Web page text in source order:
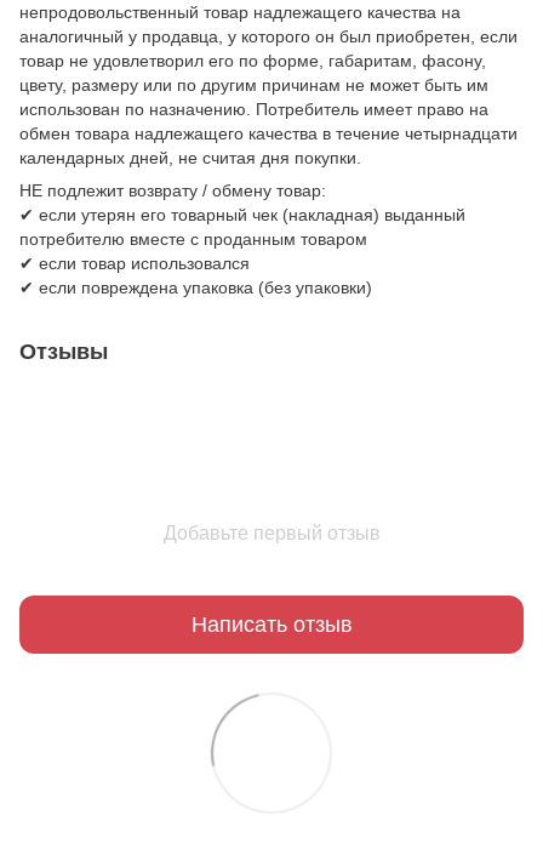
непродовольственный товар надлежащего качества на
аналогичный у продавца, у которого он был приобретен, если
товар не удовлетворил его по форме, габаритам, фасону,
цвету, размеру или по другим причинам не может быть им
использован по назначению. Потребитель имеет право на
обмен товара надлежащего качества в течение четырнадцати
календарных дней, не считая дня покупки.
НЕ подлежит возврату / обмену товар:
✔ если утерян его товарный чек (накладная) выданный
потребителю вместе с проданным товаром
✔ если товар использовался
✔ если повреждена упаковка (без упаковки)
Отзывы
Добавьте первый отзыв
Написать отзыв